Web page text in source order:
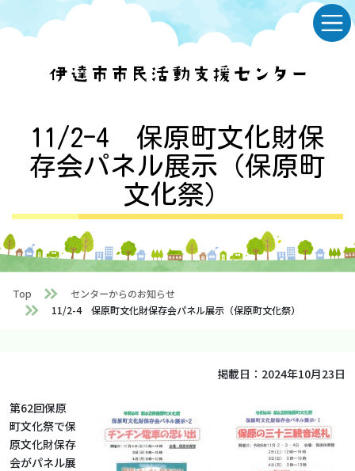
to
to
11/2-4 保原町文化財保
存会パネル展示（保原町
文化祭）
Top
センターからのお知らせ
11/2-4 保原町文化財保存会パネル展示（保原町文化祭）
掲載日： 2024年10月23日
第62回保原
町文化祭で保
原文化財保存
会がパネル展